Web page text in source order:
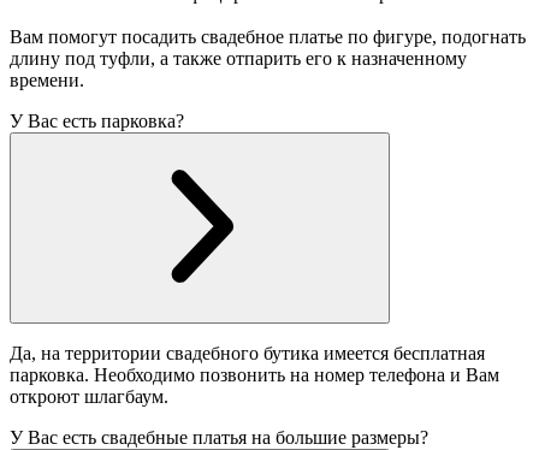
Вам помогут посадить свадебное платье по фигуре, подогнать
длину под туфли, а также отпарить его к назначенному
времени.
У Вас есть парковка?
Да, на территории свадебного бутика имеется бесплатная
парковка. Необходимо позвонить на номер телефона и Вам
откроют шлагбаум.
У Вас есть свадебные платья на большие размеры?